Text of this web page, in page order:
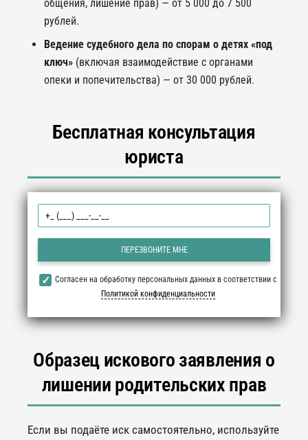
общения, лишение прав) — от 5 000 до 7 500
рублей.
Ведение судебного дела по спорам о детях «под
ключ»(включая взаимодействие с органами
опеки и попечительства) — от 30 000 рублей.
Бесплатная консультация
юриста
Согласен на обработку персональных данных в соответствии с
Политикой конфиденциальности
Образец искового заявления о
лишении родительских прав
Если вы подаёте иск самостоятельно, используйте